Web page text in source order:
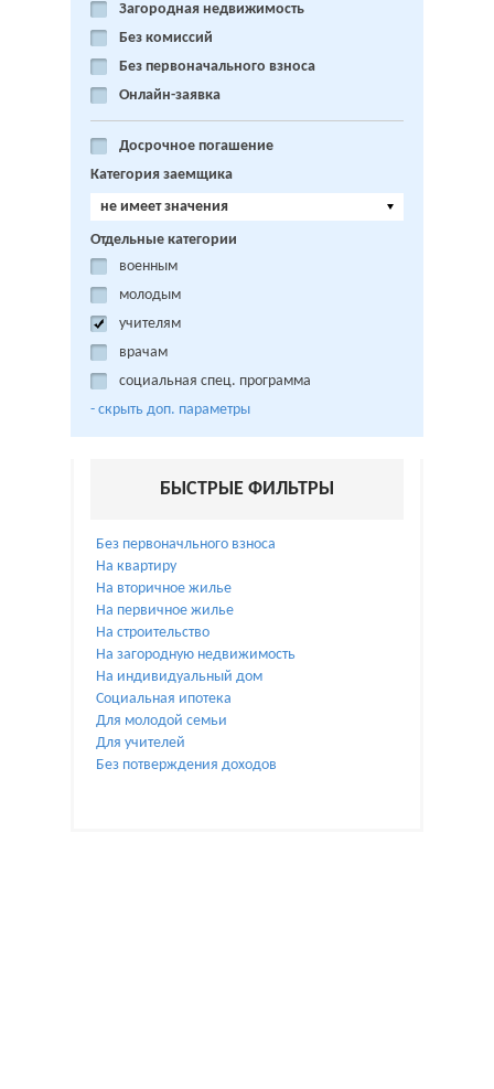
Загородная недвижимость
Без комиссий
Без первоначального взноса
Онлайн-заявка
Досрочное погашение
Категория заемщика
не имеет значения
Отдельные категории
военным
молодым
учителям
врачам
социальная спец. программа
- cкрыть доп. параметры
БЫСТРЫЕ ФИЛЬТРЫ
Без первоначльного взноса
На квартиру
На вторичное жилье
На первичное жилье
На строительство
На загородную недвижимость
На индивидуальный дом
Социальная ипотека
Для молодой семьи
Для учителей
Без потверждения доходов